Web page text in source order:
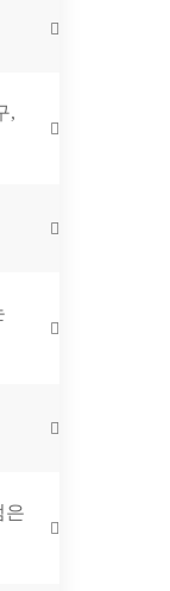
,
은